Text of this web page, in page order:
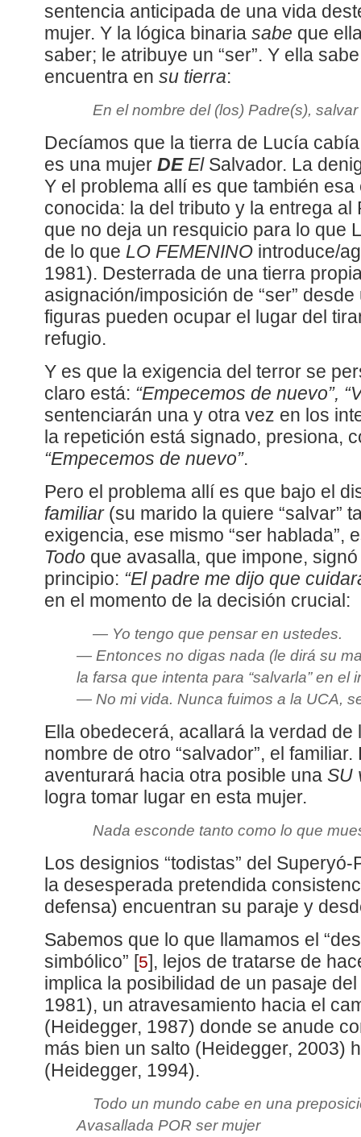
sentencia anticipada de una vida
mujer. Y la lógica binaria sabe que
saber; le atribuye un “ser”. Y ella
encuentra en su tierra:
En el nombre del (los) Padre(s),
Decíamos que la tierra de Lucía
es una mujer DEElSalvador. La
Y el problema allí es que también esa
conocida: la del tributo y la entrega al
que no deja un resquicio para lo que
de lo que LO FEMENINO introduce/
1981). Desterrada de una tierra
asignación/imposición de “ser”
figuras pueden ocupar el lugar del
refugio.
Y es que la exigencia del terror se
claro está: “Empecemos de nuevo”,
sentenciarán una y otra vez en los
la repetición está signado, presiona,
“Empecemos de nuevo”.
Pero el problema allí es que bajo el
familiar(su marido la quiere “salvar”
exigencia, ese mismo “ser hablada”,
Todo que avasalla, que impone,
principio: “El padre me dijo que
en el momento de la decisión crucial:
— Yo tengo que pensar en ustedes.
— Entonces no digas nada (le dirá su
la farsa que intenta para “salvarla” en el
— No mi vida. Nunca fuimos a la UCA,
Ella obedecerá, acallará la verdad
nombre de otro “salvador”, el
aventurará hacia otra posible una SU
logra tomar lugar en esta mujer.
Nada esconde tanto como lo que
Los designios “todistas” del
la desesperada pretendida
defensa) encuentran su paraje y
Sabemos que lo que llamamos el
simbólico” [5] , lejos de tratarse de
implica la posibilidad de un pasaje del
1981), un atravesamiento hacia el
(Heidegger, 1987) donde se anude
más bien un salto (Heidegger, 2003)
(Heidegger, 1994).
Todo un mundo cabe en una
Avasallada POR ser mujer